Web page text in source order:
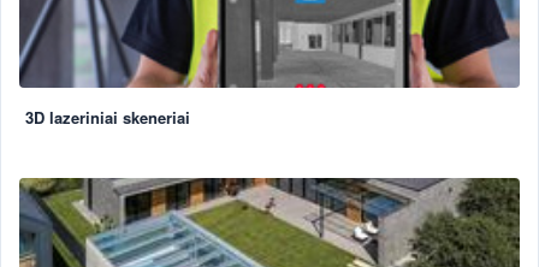
3D lazeriniai skeneriai